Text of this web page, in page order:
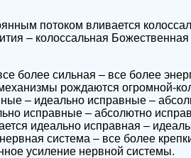
потоком вливается
– колоссальная Божественная
более сильная – все более
рождаются огромной-
– идеально исправные –
исправные – абсолютно
идеально исправная –
система – все более
усиление нервной системы.